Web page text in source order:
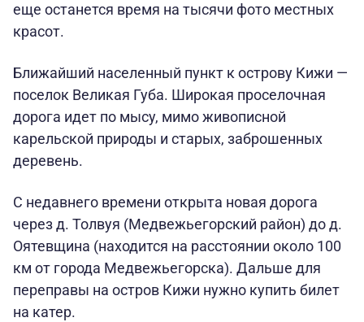
еще останется время на тысячи фото местных
красот.
Ближайший населенный пункт к острову Кижи —
поселок Великая Губа. Широкая проселочная
дорога идет по мысу, мимо живописной
карельской природы и старых, заброшенных
деревень.
С недавнего времени открыта новая дорога
через д. Толвуя (Медвежьегорский район) до д.
Оятевщина (находится на расстоянии около 100
км от города Медвежьегорска). Дальше для
переправы на остров Кижи нужно купить билет
на катер.